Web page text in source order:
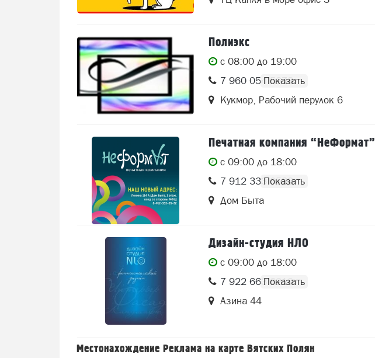
Полиэкс
c 08:00 до 19:00
7 960 054 5673
Кукмор, Рабочий перулок 6
Печатная компания “НеФормат”
c 09:00 до 18:00
7 912 333 0532
Дом Быта
Дизайн-студия НЛО
c 09:00 до 18:00
7 922 663 6210
Азина 44
Местонахождение Реклама на карте Вятских Полян